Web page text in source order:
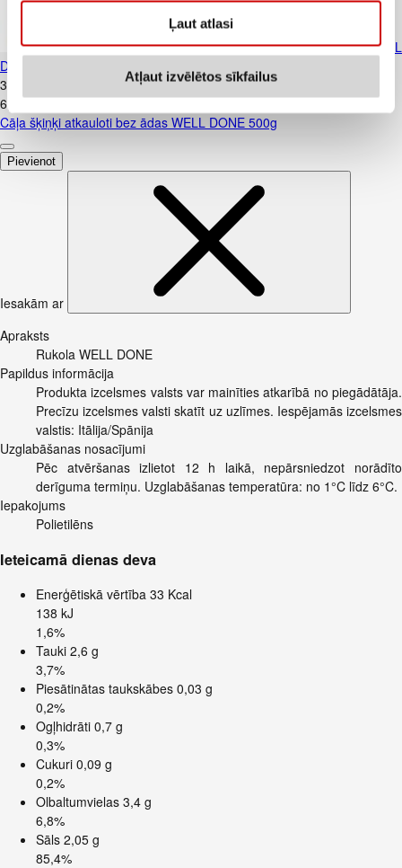
Ļaut atlasi
Atļaut izvēlētos sīkfailus
Cāļa šķiņķi atkauloti bez ādas WELL
DONE 500g
3
6,16€/kg
Cāļa šķiņķi atkauloti bez ādas WELL DONE 500g
Pievienot
Iesakām ar
Apraksts
Rukola WELL DONE
Papildus informācija
Produkta izcelsmes valsts var mainīties atkarībā no piegādātāja.
Precīzu izcelsmes valsti skatīt uz uzlīmes. Iespējamās izcelsmes
valstis: Itālija/Spānija
Uzglabāšanas nosacījumi
Pēc atvēršanas izlietot 12 h laikā, nepārsniedzot norādīto
derīguma termiņu. Uzglabāšanas temperatūra: no 1°C līdz 6°C.
Iepakojums
Polietilēns
Ieteicamā dienas deva
Enerģētiskā vērtība 33 Kcal
138 kJ
1,6%
Tauki 2,6 g
3,7%
Piesātinātas taukskābes 0,03 g
0,2%
Ogļhidrāti 0,7 g
0,3%
Cukuri 0,09 g
0,2%
Olbaltumvielas 3,4 g
6,8%
Sāls 2,05 g
85,4%